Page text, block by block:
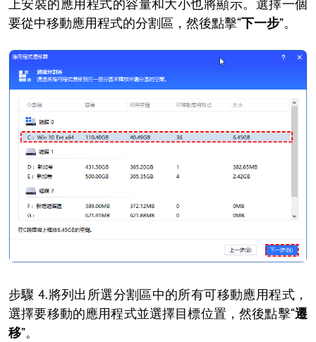
上安裝的應用程式的容量和大小也將顯示。選擇一個
要從中移動應用程式的分割區，然後點擊“下一步”。
步驟 4.將列出所選分割區中的所有可移動應用程式，
選擇要移動的應用程式並選擇目標位置，然後點擊“遷
移”。